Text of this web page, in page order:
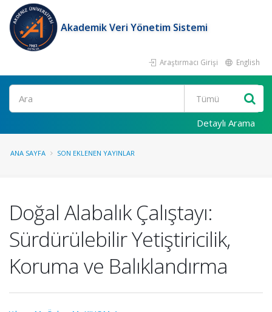
Akademik Veri Yönetim Sistemi
Araştırmacı Girişi English
Ara
Detaylı Arama
ANA SAYFA SON EKLENEN YAYINLAR
Doğal Alabalık Çalıştayı:
Sürdürülebilir Yetiştiricilik,
Koruma ve Balıklandırma